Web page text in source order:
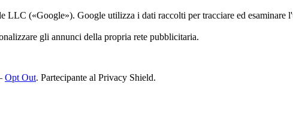
(«Google»). Google utilizza i dati raccolti per tracciare ed esaminare
gli annunci della propria rete pubblicitaria.
Opt Out. Partecipante al Privacy Shield.